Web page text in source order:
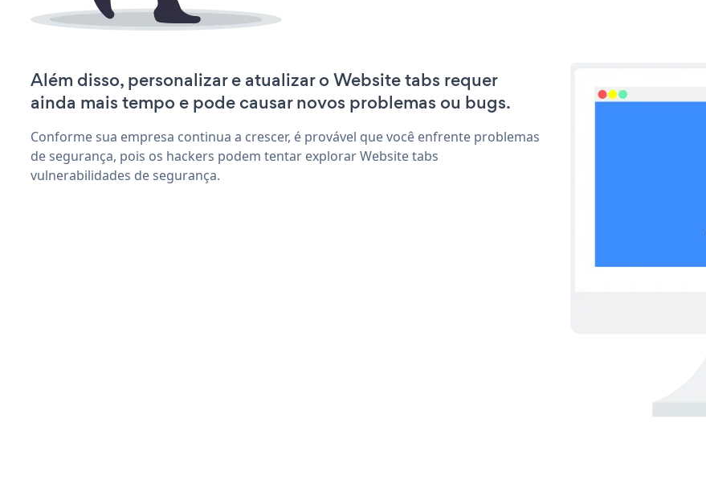
Além disso, personalizar e atualizar o Website tabs requer
ainda mais tempo e pode causar novos problemas ou bugs.
Conforme sua empresa continua a crescer, é provável que você enfrente problemas
de segurança, pois os hackers podem tentar explorar Website tabs
vulnerabilidades de segurança.